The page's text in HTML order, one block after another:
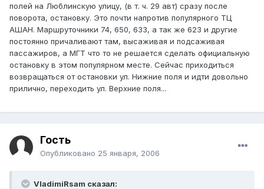
полей на Люблинскую улицу, (в т. ч. 29 авт) сразу после
поворота, остановку. Это почти напротив популярного ТЦ
АШАН. Маршруточники 74, 650, 633, а так же 623 и другие
постоянно причаливают там, высаживая и подсаживая
пассажиров, а МГТ что то не решается сделать официальную
остановку в этом популярном месте. Сейчас приходиться
возвращаться от остановки ул. Нижние поля и идти довольно
прилично, переходить ул. Верхние поля...
Гость
Опубликовано 25 января, 2006
VladimiRsam сказал: